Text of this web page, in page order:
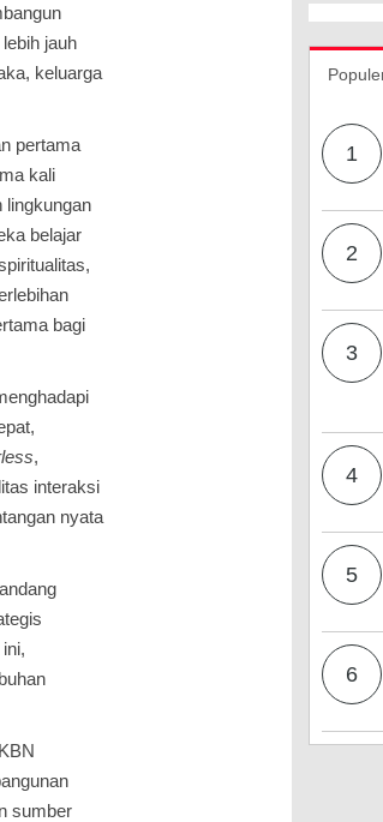
jauh
keluarga
pertama
kali
lingkungan
belajar
bagi
,
interaksi
nyata
sumber
1
2
3
4
5
6